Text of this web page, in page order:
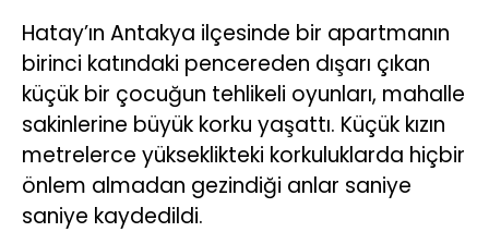
Hatay’ın Antakya ilçesinde bir apartmanın
birinci katındaki pencereden dışarı çıkan
küçük bir çocuğun tehlikeli oyunları, mahalle
sakinlerine büyük korku yaşattı. Küçük kızın
metrelerce yükseklikteki korkuluklarda hiçbir
önlem almadan gezindiği anlar saniye
saniye kaydedildi.